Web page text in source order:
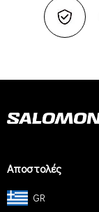
Αποστολές
GR